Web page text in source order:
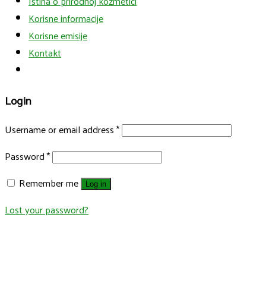
Korisne informacije
Korisne emisije
Kontakt
Login
Username or email address*
Password*
Remember me
Log in
Lost your password?